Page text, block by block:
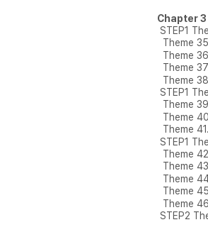
Chapter 3
STEP1
Theme
Theme
Theme
Theme
STEP1
Theme
Theme
Theme
STEP1
Theme
Theme
Theme
Theme
Theme
STEP2